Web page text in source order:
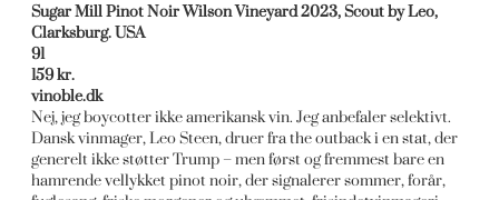
Sugar Mill Pinot Noir Wilson Vineyard 2023, Scout by Leo,
Clarksburg. USA
91
159 kr.
vinoble.dk
Nej, jeg boycotter ikke amerikansk vin. Jeg anbefaler selektivt.
Dansk vinmager, Leo Steen, druer fra the outback i en stat, der
generelt ikke støtter Trump – men først og fremmest bare en
hamrende vellykket pinot noir, der signalerer sommer, forår,